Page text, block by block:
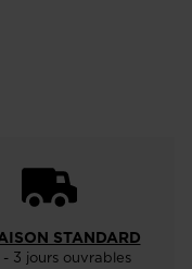
STANDARD
- 3 jours ouvrables